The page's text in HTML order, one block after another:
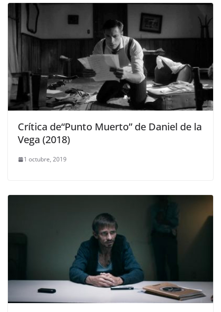
Crítica de“Punto Muerto” de Daniel de la
Vega (2018)
1 octubre, 2019